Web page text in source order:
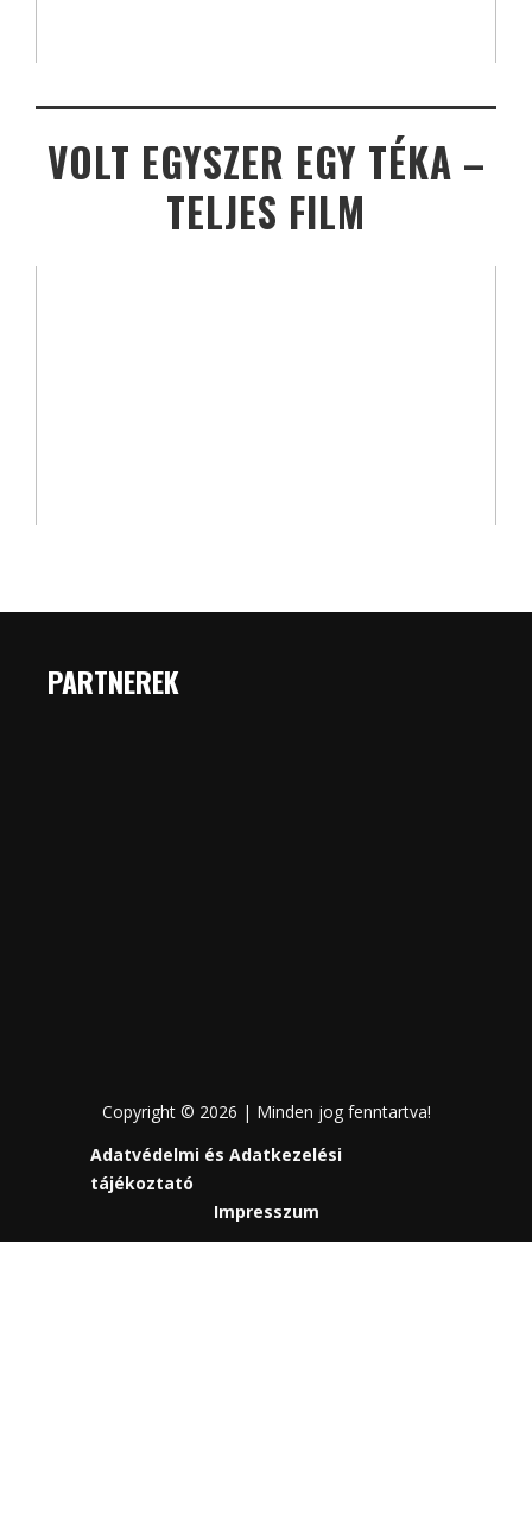
VOLT EGYSZER EGY TÉKA –
TELJES FILM
PARTNEREK
Copyright © 2026 | Minden jog fenntartva!
Adatvédelmi és Adatkezelési
tájékoztató
Impresszum